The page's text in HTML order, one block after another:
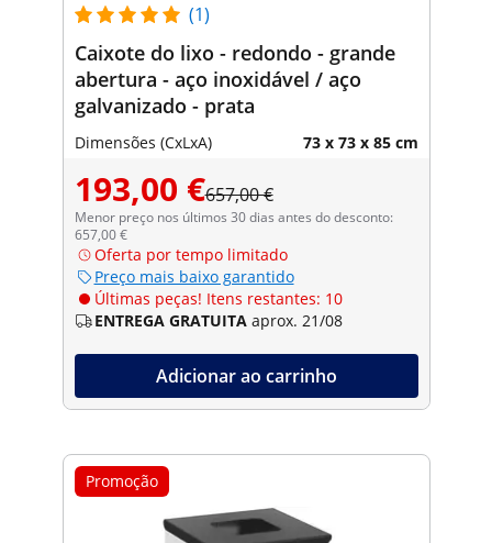
(1)
Caixote do lixo - redondo - grande
abertura - aço inoxidável / aço
galvanizado - prata
Dimensões (CxLxA) 73 x 73 x 85 cm
193,00 €657,00 €
Menor preço nos últimos 30 dias antes do desconto:
657,00 €
Oferta por tempo limitado
Preço mais baixo garantido
Últimas peças! Itens restantes: 10
ENTREGA GRATUITA aprox. 21/08
Adicionar ao carrinho
Promoção